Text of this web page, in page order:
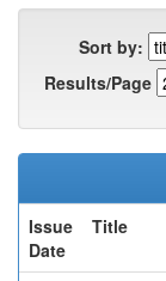
Sort by:
Results/Page
Issue
Date
Title